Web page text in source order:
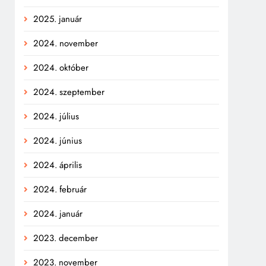
2025. január
2024. november
2024. október
2024. szeptember
2024. július
2024. június
2024. április
2024. február
2024. január
2023. december
2023. november